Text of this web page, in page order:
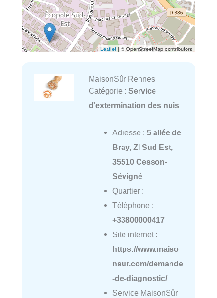
Leaflet | © OpenStreetMap contributors
MaisonSûr Rennes
Catégorie : Service
d'extermination des nuis
Adresse : 5 allée de
Bray, ZI Sud Est,
35510 Cesson-
Sévigné
Quartier :
Téléphone :
+33800000417
Site internet :
https://www.maiso
nsur.com/demande
-de-diagnostic/
Service MaisonSûr